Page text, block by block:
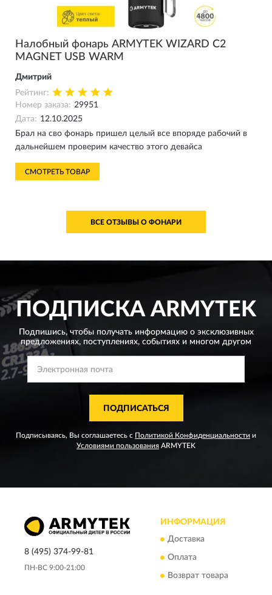
Налобный фонарь ARMYTEK WIZARD C2
MAGNET USB WARM
Дмитрий
Рейтинг:
Номер заказа: 29951
Дата: 12.10.2025
Брал на сво фонарь пришел целый все впоряде рабочий в
дальнейшем проверим качество этого девайса
СМОТРЕТЬ ТОВАР
ВСЕ ОТЗЫВЫ О ФОНАРИ
ПОДПИСКА ARMYTEK
Подпишись, чтобы получать информацию о эксклюзивных
предложениях, поступлениях, событиях и многом другом
ПОДПИСАТЬСЯ
Подписываясь, Вы соглашаетесь с Политикой Конфиденциальности и
Условиями пользования ARMYTEK
8 (495) 374-99-81
ПН-ВС 9:00-21:00
ИНФОРМАЦИЯ
Доставка
Оплата
Возврат товара